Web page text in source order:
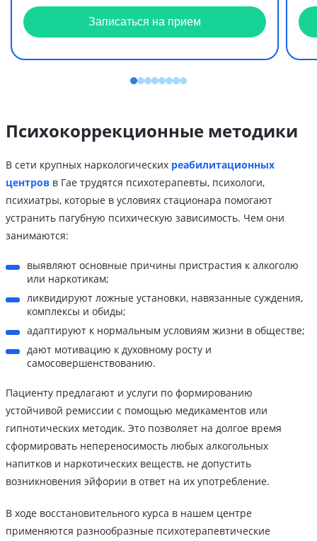
Записаться на прием
Психокоррекционные методики
В сети крупных наркологических реабилитационных
центров в Гае трудятся психотерапевты, психологи,
психиатры, которые в условиях стационара помогают
устранить пагубную психическую зависимость. Чем они
занимаются:
выявляют основные причины пристрастия к алкоголю
или наркотикам;
ликвидируют ложные установки, навязанные суждения,
комплексы и обиды;
адаптируют к нормальным условиям жизни в обществе;
дают мотивацию к духовному росту и
самосовершенствованию.
Пациенту предлагают и услуги по формированию
устойчивой ремиссии с помощью медикаментов или
гипнотических методик. Это позволяет на долгое время
сформировать непереносимость любых алкогольных
напитков и наркотических веществ, не допустить
возникновения эйфории в ответ на их употребление.
В ходе восстановительного курса в нашем центре
применяются разнообразные психотерапевтические